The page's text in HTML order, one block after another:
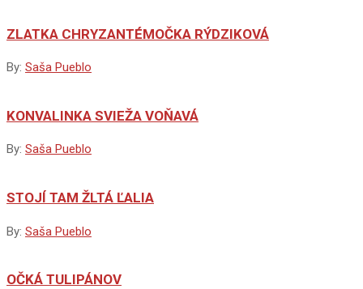
ZLATKA CHRYZANTÉMOČKA RÝDZIKOVÁ
By: Saša Pueblo
KONVALINKA SVIEŽA VOŇAVÁ
By: Saša Pueblo
STOJÍ TAM ŽLTÁ ĽALIA
By: Saša Pueblo
OČKÁ TULIPÁNOV